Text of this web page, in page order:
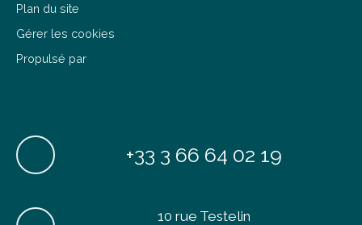
Plan du site
Gérer les cookies
Propulsé par
+33 3 66 64 02 19
10 rue Testelin